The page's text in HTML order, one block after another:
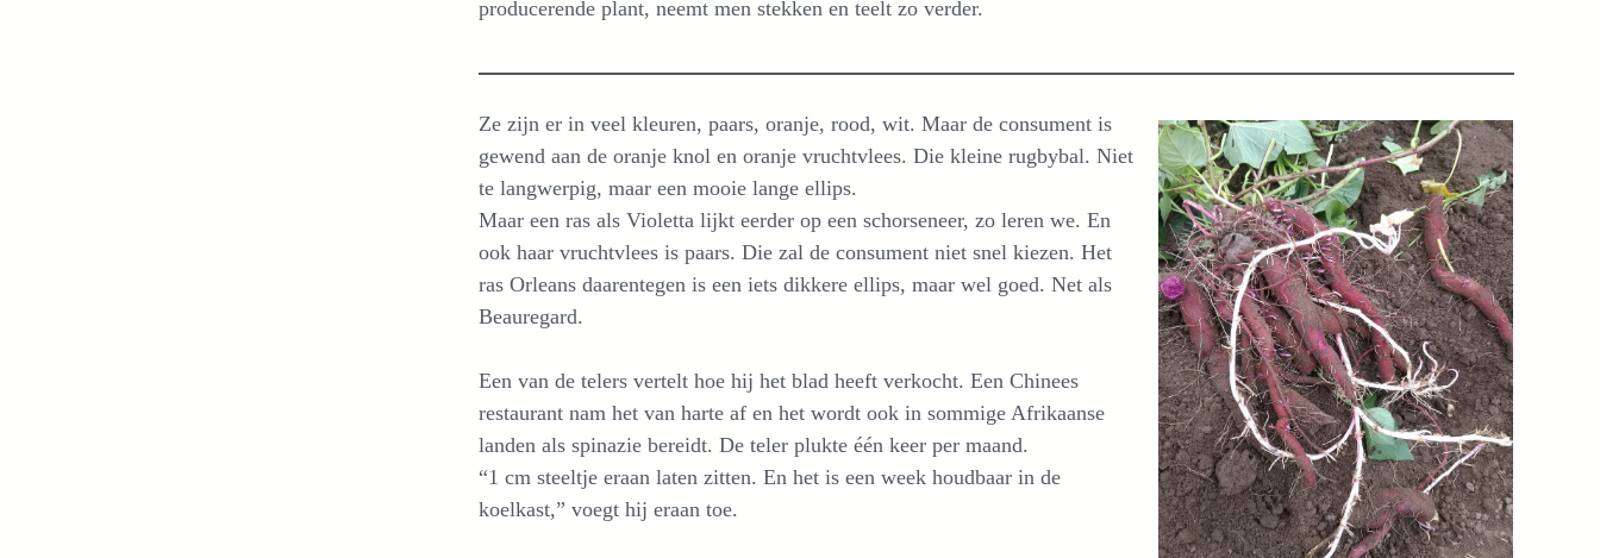
producerende plant, neemt men stekken en teelt zo verder.
Ze zijn er in veel kleuren, paars, oranje, rood, wit. Maar de consument is
gewend aan de oranje knol en oranje vruchtvlees. Die kleine rugbybal. Niet
te langwerpig, maar een mooie lange ellips.
Maar een ras als Violetta lijkt eerder op een schorseneer, zo leren we. En
ook haar vruchtvlees is paars. Die zal de consument niet snel kiezen. Het
ras Orleans daarentegen is een iets dikkere ellips, maar wel goed. Net als
Beauregard.
Een van de telers vertelt hoe hij het blad heeft verkocht. Een Chinees
restaurant nam het van harte af en het wordt ook in sommige Afrikaanse
landen als spinazie bereidt. De teler plukte één keer per maand.
“1 cm steeltje eraan laten zitten. En het is een week houdbaar in de
koelkast,” voegt hij eraan toe.